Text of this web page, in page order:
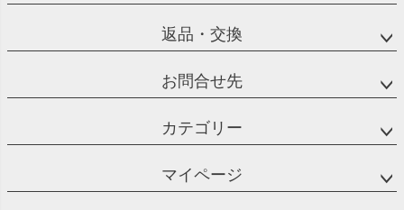
返品・交換
お問合せ先
カテゴリー
マイページ